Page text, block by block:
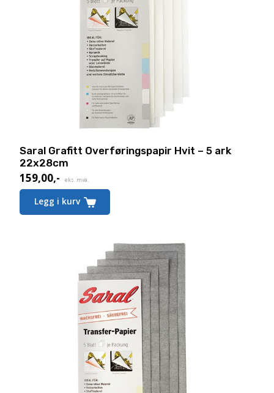
Saral Grafitt Overføringspapir Hvit – 5 ark
22x28cm
159,00,- eks. mva.
Legg i kurv